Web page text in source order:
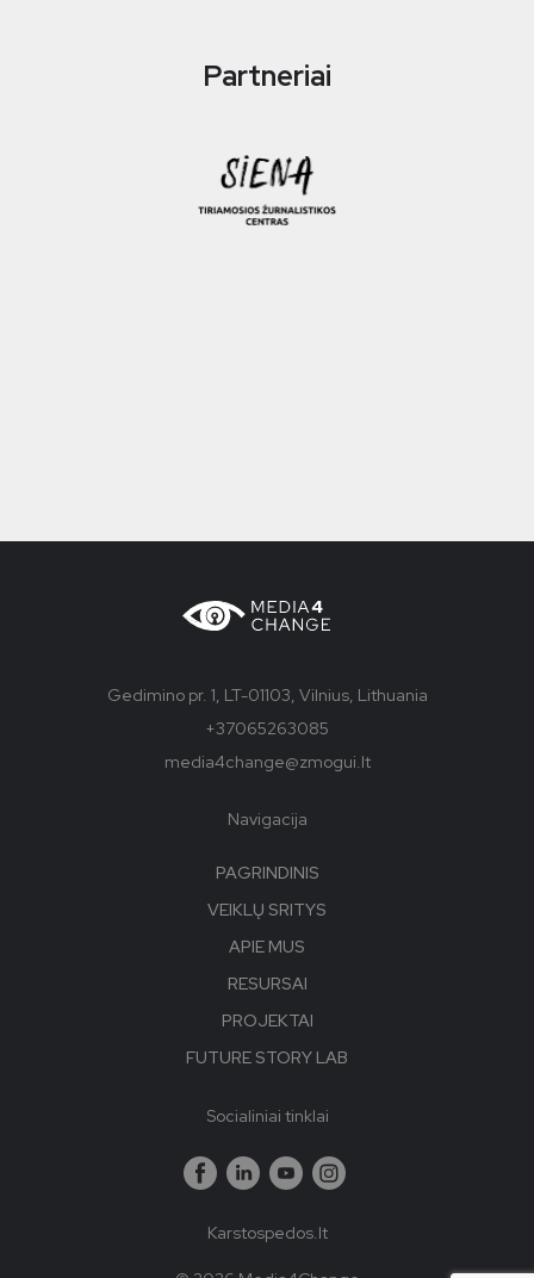
Partneriai
Gedimino pr. 1, LT-01103, Vilnius, Lithuania
+37065263085
media4change@zmogui.lt
Navigacija
PAGRINDINIS
VEIKLŲ SRITYS
APIE MUS
RESURSAI
PROJEKTAI
FUTURE STORY LAB
Socialiniai tinklai
Karstospedos.lt